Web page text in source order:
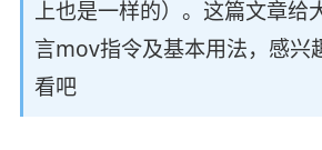
上也是一样的）。这篇文章给
言mov指令及基本用法，感兴
看吧